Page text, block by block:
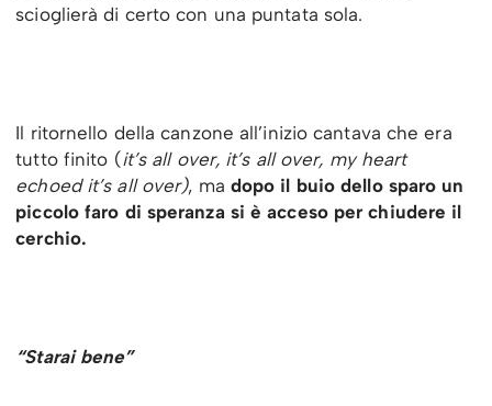
scioglierà di certo con una puntata sola.
Il ritornello della canzone all’inizio cantava che era
tutto finito (it’s all over, it’s all over, my heart
echoed it’s all over), ma dopo il buio dello sparo un
piccolo faro di speranza si è acceso per chiudere il
cerchio.
“Starai bene”